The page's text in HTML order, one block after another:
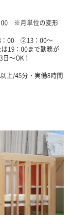
00 ※月単位の変形
：00 ②13：00～
19：00まで勤務が
～OK！
上/45分・実働8時間